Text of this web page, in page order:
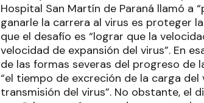
Hospital San Martín de Paraná llamó a
ganarle la carrera al virus es proteger
que el desafío es “lograr que la
velocidad de expansión del virus”. En
de las formas severas del progreso de
“el tiempo de excreción de la carga del
transmisión del virus”. No obstante, el